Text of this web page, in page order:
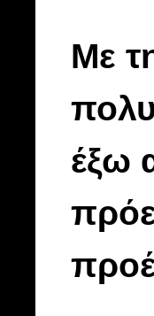
Με
έξω